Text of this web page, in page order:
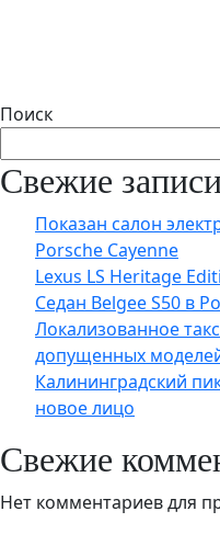
Поиск
Свежие
Показан салон
Porsche Cayenne
Lexus LS Heritage
Седан Belgee S50 в
Локализованное
допущенных
Калининградский
новое лицо
Свежие
Нет комментариев для